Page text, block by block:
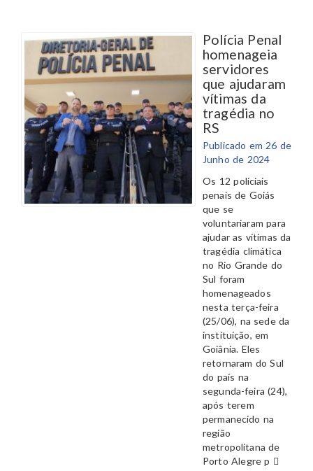
Polícia Penal
homenageia
servidores
que ajudaram
vítimas da
tragédia no
RS
Publicado em 26 de
Junho de 2024
Os 12 policiais
penais de Goiás
que se
voluntariaram para
ajudar as vítimas da
tragédia climática
no Rio Grande do
Sul foram
homenageados
nesta terça-feira
(25/06), na sede da
instituição, em
Goiânia. Eles
retornaram do Sul
do país na
segunda-feira (24),
após terem
permanecido na
região
metropolitana de
Porto Alegre p